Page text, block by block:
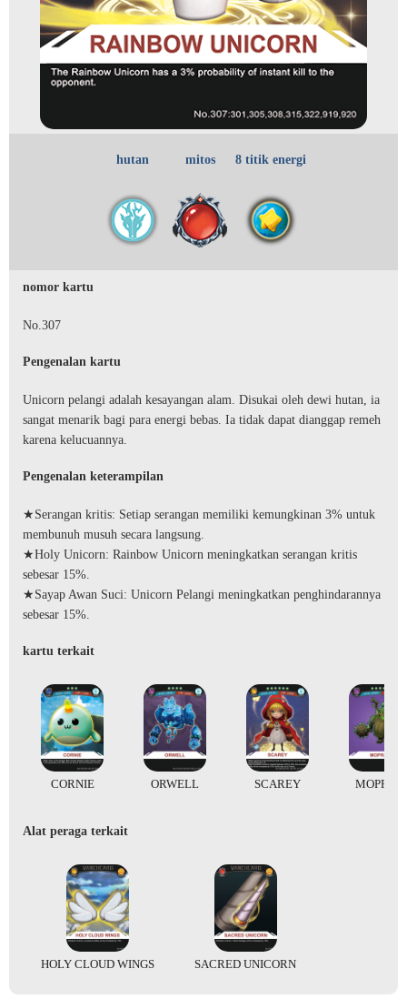
hutan mitos 8 titik energi
nomor kartu
No.307
Pengenalan kartu
Unicorn pelangi adalah kesayangan alam. Disukai oleh dewi hutan, ia
sangat menarik bagi para energi bebas. Ia tidak dapat dianggap remeh
karena kelucuannya.
Pengenalan keterampilan
★Serangan kritis: Setiap serangan memiliki kemungkinan 3% untuk
membunuh musuh secara langsung.
★Holy Unicorn: Rainbow Unicorn meningkatkan serangan kritis
sebesar 15%.
★Sayap Awan Suci: Unicorn Pelangi meningkatkan penghindarannya
sebesar 15%.
kartu terkait
CORNIE ORWELL SCAREY MOPRAH
Alat peraga terkait
HOLY CLOUD WINGS SACRED UNICORN